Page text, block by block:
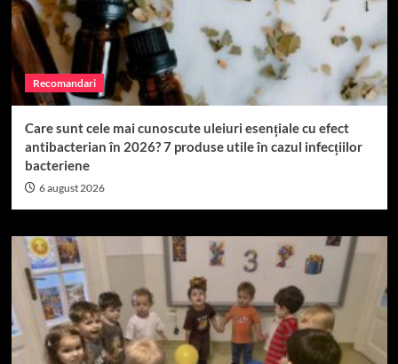
Recomandari
Care sunt cele mai cunoscute uleiuri esențiale cu efect
antibacterian în 2026? 7 produse utile în cazul infecțiilor
bacteriene
6 august 2026